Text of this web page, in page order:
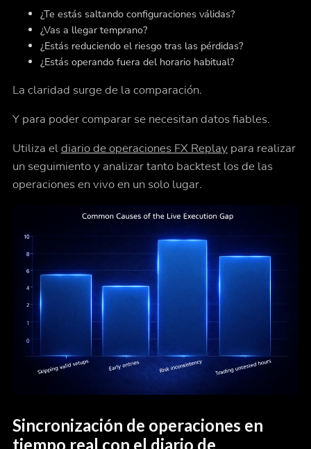
¿Te estás saltando configuraciones válidas?
¿Vas a llegar temprano?
¿Estás reduciendo el riesgo tras las pérdidas?
¿Estás operando fuera del horario habitual?
La claridad surge de la comparación.
Y para poder comparar se necesitan datos fiables.
Utiliza eldiario de operaciones FX Replay para realizar
un seguimiento y analizar tanto backtest los de las
operaciones en vivo en un solo lugar.
Sincronización de operaciones en
tiempo real con el diario de